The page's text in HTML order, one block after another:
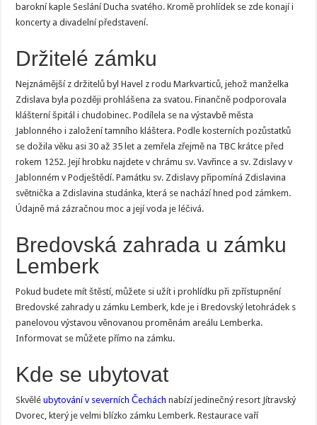
barokní kaple Seslání Ducha svatého. Kromě prohlídek se zde konají i
koncerty a divadelní představení.
Držitelé zámku
Nejznámější z držitelů byl Havel z rodu Markvarticů, jehož manželka
Zdislava byla později prohlášena za svatou. Finančně podporovala
klášterní špitál i chudobinec. Podílela se na výstavbě města
Jablonného i založení tamního kláštera. Podle kosterních pozůstatků
se dožila věku asi 30 až 35 let a zemřela zřejmě na TBC krátce před
rokem 1252. Její hrobku najdete v chrámu sv. Vavřince a sv. Zdislavy v
Jablonném v Podještědí. Památku sv. Zdislavy připomíná Zdislavina
světnička a Zdislavina studánka, která se nachází hned pod zámkem.
Údajně má zázračnou moc a její voda je léčivá.
Bredovská zahrada u zámku
Lemberk
Pokud budete mít štěstí, můžete si užít i prohlídku při zpřístupnění
Bredovské zahrady u zámku Lemberk, kde je i Bredovský letohrádek s
panelovou výstavou věnovanou proměnám areálu Lemberka.
Informovat se můžete přímo na zámku.
Kde se ubytovat
Skvěléubytování v severních Čechách nabízí jedinečný resort Jítravský
Dvorec, který je velmi blízko zámku Lemberk. Restaurace vaří